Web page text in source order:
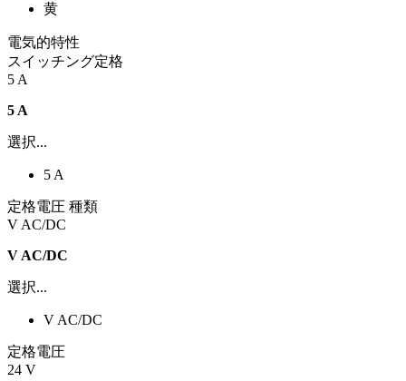
黄
電気的特性
スイッチング定格
5 A
5 A
選択...
5 A
定格電圧 種類
V AC/DC
V AC/DC
選択...
V AC/DC
定格電圧
24 V